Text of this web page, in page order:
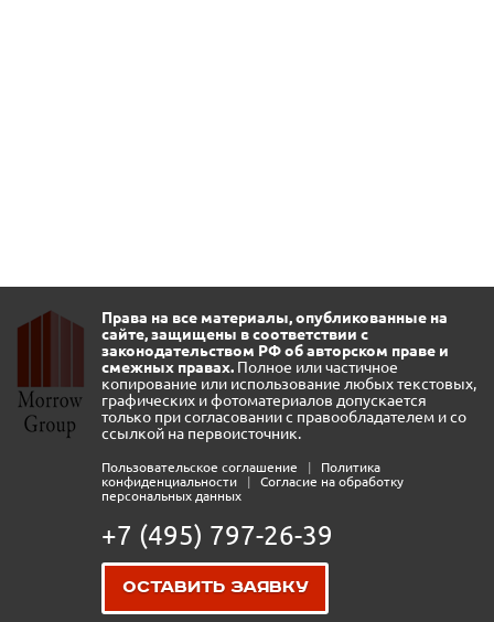
Права на все материалы, опубликованные на
сайте, защищены в соответствии с
законодательством РФ об авторском праве и
смежных правах. Полное или частичное
копирование или использование любых текстовых,
графических и фотоматериалов допускается
только при согласовании с правообладателем и со
ссылкой на первоисточник.
Пользовательское соглашение |
Политика
конфиденциальности
|
Согласие на обработку
персональных данных
+7 (495) 797-26-39
Оставить заявку